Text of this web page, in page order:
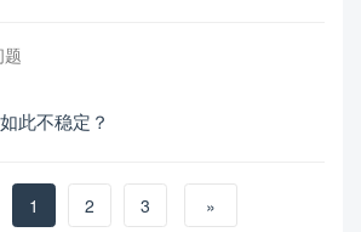
此不稳定？
1 2 3 »